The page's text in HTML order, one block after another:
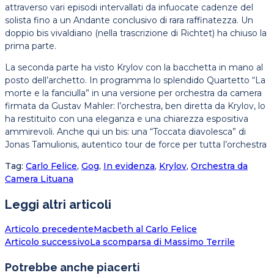
attraverso vari episodi intervallati da infuocate cadenze del
solista fino a un Andante conclusivo di rara raffinatezza. Un
doppio bis vivaldiano (nella trascrizione di Richtet) ha chiuso la
prima parte.
La seconda parte ha visto Krylov con la bacchetta in mano al
posto dell’archetto. In programma lo splendido Quartetto “La
morte e la fanciulla” in una versione per orchestra da camera
firmata da Gustav Mahler: l’orchestra, ben diretta da Krylov, lo
ha restituito con una eleganza e una chiarezza espositiva
ammirevoli. Anche qui un bis: una “Toccata diavolesca” di
Jonas Tamulionis, autentico tour de force per tutta l’orchestra
Tag: Carlo Felice, Gog, In evidenza, Krylov, Orchestra da
Camera Lituana
Leggi altri articoli
Articolo precedenteMacbeth al Carlo Felice
Articolo successivoLa scomparsa di Massimo Terrile
Potrebbe anche piacerti